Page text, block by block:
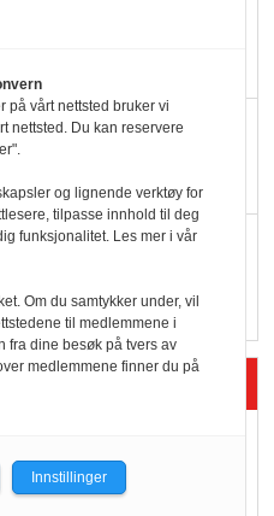
mat i butikken
1 milliard i
Trues av
på vårt nettsted bruker vi
nettsted. Du kan reservere
og lignende verktøy for
tilpasse innhold til deg
funksjonalitet. Les mer i vår
Om du samtykker under, vil
til medlemmene i
fra dine besøk på tvers av
medlemmene finner du på
Innstillinger